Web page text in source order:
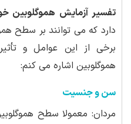
تفسیر آزمایش هموگلوبین
دارد که می توانند بر سطح
برخی از این عوامل و
هموگلوبین اشاره می کنم:
سن و جنسیت
مردان: معمولا سطح